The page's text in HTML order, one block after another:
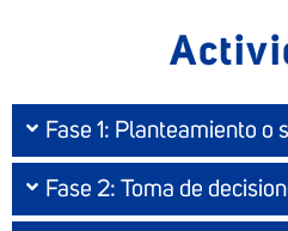
|
Fase 1: Planteamiento o
Fase 2: Toma de